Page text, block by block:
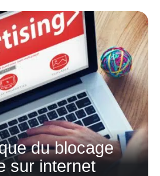
du blocage
sur internet